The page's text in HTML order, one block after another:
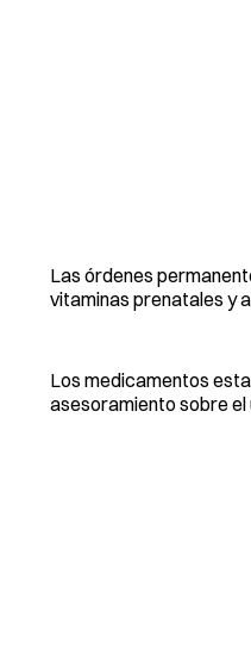
Las órdenes
vitaminas prenatales y
Los medicamentos
asesoramiento sobre